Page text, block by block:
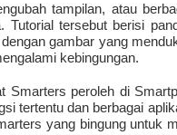
tampilan, atau
tersebut berisi
gambar yang
kebingungan.
Smarters peroleh di
tertentu dan berbagai
yang bingung untuk